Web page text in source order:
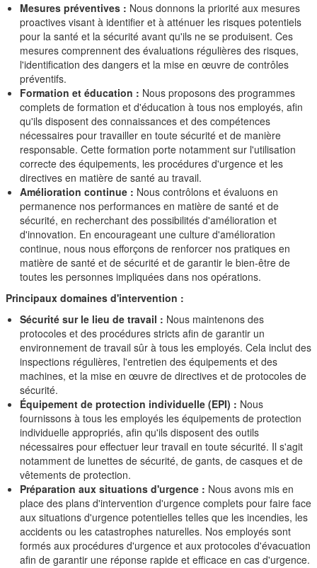
Mesures préventives : Nous donnons la priorité aux mesures
proactives visant à identifier et à atténuer les risques potentiels
pour la santé et la sécurité avant qu'ils ne se produisent. Ces
mesures comprennent des évaluations régulières des risques,
l'identification des dangers et la mise en œuvre de contrôles
préventifs.
Formation et éducation : Nous proposons des programmes
complets de formation et d'éducation à tous nos employés, afin
qu'ils disposent des connaissances et des compétences
nécessaires pour travailler en toute sécurité et de manière
responsable. Cette formation porte notamment sur l'utilisation
correcte des équipements, les procédures d'urgence et les
directives en matière de santé au travail.
Amélioration continue : Nous contrôlons et évaluons en
permanence nos performances en matière de santé et de
sécurité, en recherchant des possibilités d'amélioration et
d'innovation. En encourageant une culture d'amélioration
continue, nous nous efforçons de renforcer nos pratiques en
matière de santé et de sécurité et de garantir le bien-être de
toutes les personnes impliquées dans nos opérations.
Principaux domaines d'intervention :
Sécurité sur le lieu de travail : Nous maintenons des
protocoles et des procédures stricts afin de garantir un
environnement de travail sûr à tous les employés. Cela inclut des
inspections régulières, l'entretien des équipements et des
machines, et la mise en œuvre de directives et de protocoles de
sécurité.
Équipement de protection individuelle (EPI) : Nous
fournissons à tous les employés les équipements de protection
individuelle appropriés, afin qu'ils disposent des outils
nécessaires pour effectuer leur travail en toute sécurité. Il s'agit
notamment de lunettes de sécurité, de gants, de casques et de
vêtements de protection.
Préparation aux situations d'urgence : Nous avons mis en
place des plans d'intervention d'urgence complets pour faire face
aux situations d'urgence potentielles telles que les incendies, les
accidents ou les catastrophes naturelles. Nos employés sont
formés aux procédures d'urgence et aux protocoles d'évacuation
afin de garantir une réponse rapide et efficace en cas d'urgence.